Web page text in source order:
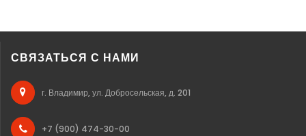
СВЯЗАТЬСЯ С НАМИ
г. Владимир, ул. Добросельская, д. 201
+7 (900) 474-30-00